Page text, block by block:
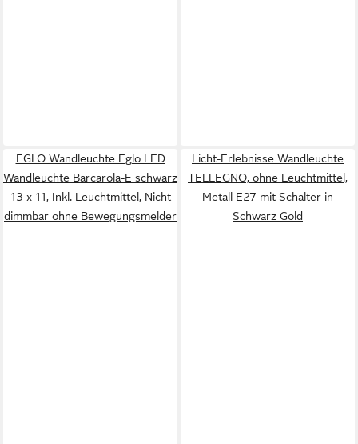
EGLO Wandleuchte Eglo LED
Wandleuchte Barcarola-E schwarz
13 x 11, Inkl. Leuchtmittel, Nicht
dimmbar ohne Bewegungsmelder
Licht-Erlebnisse Wandleuchte
TELLEGNO, ohne Leuchtmittel,
Metall E27 mit Schalter in
Schwarz Gold